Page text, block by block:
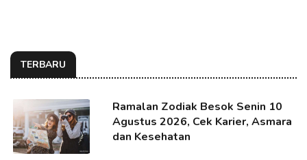
TERBARU
Ramalan Zodiak Besok Senin 10
Agustus 2026, Cek Karier, Asmara
dan Kesehatan